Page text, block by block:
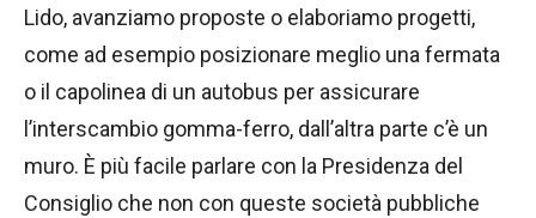
Lido, avanziamo proposte o elaboriamo progetti,
come ad esempio posizionare meglio una fermata
o il capolinea di un autobus per assicurare
l’interscambio gomma-ferro, dall’altra parte c’è un
muro. È più facile parlare con la Presidenza del
Consiglio che non con queste società pubbliche